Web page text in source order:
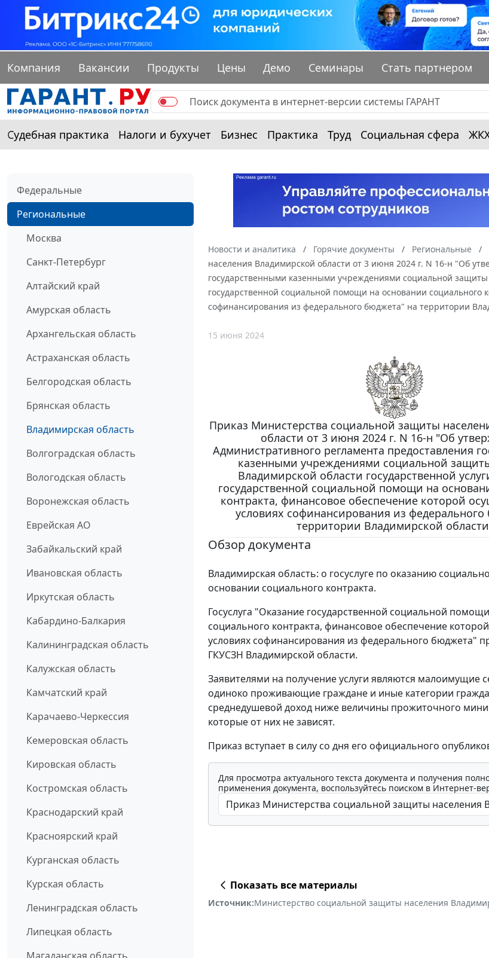
Компания Вакансии Продукты Цены Демо Семинары Стать партнером
Судебная практика Налоги и бухучет Бизнес Практика Труд Социальная сфера
Федеральные
Региональные
Москва
Санкт-Петербург
Алтайский край
Амурская область
Архангельская область
Астраханская область
Белгородская область
Брянская область
Владимирская область
Волгоградская область
Вологодская область
Воронежская область
Еврейская АО
Забайкальский край
Ивановская область
Иркутская область
Кабардино-Балкария
Калининградская область
Калужская область
Камчатский край
Карачаево-Черкессия
Кемеровская область
Кировская область
Костромская область
Краснодарский край
Красноярский край
Курганская область
Курская область
Ленинградская область
Липецкая область
Новости и аналитика Горячие документы Региональные
населения Владимирской области от 3 июня 2024 г. N 16-н "Об
государственными казенными учреждениями социальной защиты
государственной социальной помощи на основании социального
софинансирования из федерального бюджета" на территории
15 июня 2024
Приказ Министерства социальной защиты
области от 3 июня 2024 г. N 16-н "Об
Административного регламента предоставления
казенными учреждениями социальной
Владимирской области государственной
государственной социальной помощи на
контракта, финансовое обеспечение которой
условиях софинансирования из
территории Владимирской
Обзор документа
Владимирская область: о госуслуге по оказанию
основании социального контракта.
Госуслуга "Оказание государственной социальной
социального контракта, финансовое обеспечение
условиях софинансирования из федерального бюджета"
ГКУСЗН Владимирской области.
Заявителями на получение услуги являются малоимущие
одиноко проживающие граждане и иные категории
среднедушевой доход ниже величины прожиточного
которые от них не зависят.
Приказ вступает в силу со дня его официального
Для просмотра актуального текста документа и получения
применения документа, воспользуйтесь поиском в Интернет-
Показать все материалы
Источник:Министерство социальной защиты населения